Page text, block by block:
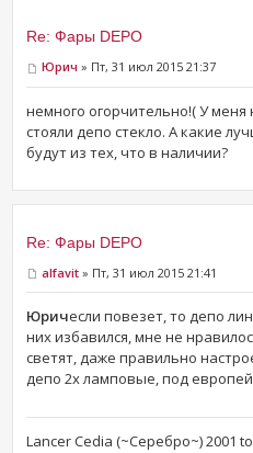
Re: Фары DEPO
Юрич » Пт, 31 июл 2015 21:37
немного огорчительно!( У меня
стояли депо стекло. А какие
будут из тех, что в наличии?
Re: Фары DEPO
alfavit » Пт, 31 июл 2015 21:41
Юричесли повезет, то депо
них избавился, мне не
светят, даже правильно
депо 2х ламповые, под
Lancer Cedia (~Серебро~) 2001